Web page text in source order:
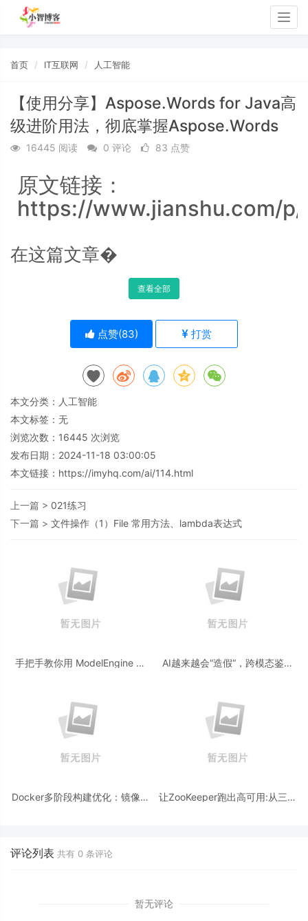
首页 IT互联网 人工智能
【使用分享】Aspose.Words for Java高
级进阶用法，彻底掌握Aspose.Words
16445 阅读 0 评论 83 点赞
原文链接：
https://www.jianshu.com/
在这篇文章�
查看全部
点赞(83) 打赏
本文分类： 人工智能
本文标签：无
浏览次数： 16445 次浏览
发布日期：2024-11-18 03:00:05
本文链接： https://imyhq.com/ai/114.html
上一篇 > 021练习
下一篇 > 文件操作（1）File 常用方法、lambda表达式
手把手教你用 ModelEngine 打
AI越来越会“造假“，跨模态鉴伪
Docker多阶段构建优化：镜像体
让ZooKeeper跑出高可用:从三节
评论列表 共有 0 条评论
暂无评论